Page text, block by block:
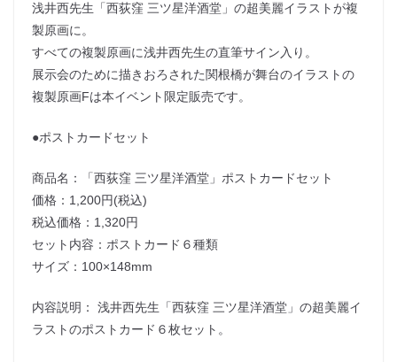
浅井西先生「西荻窪 三ツ星洋酒堂」の超美麗イラストが複
製原画に。
すべての複製原画に浅井西先生の直筆サイン入り。
展示会のために描きおろされた関根橋が舞台のイラストの
複製原画Fは本イベント限定販売です。
●ポストカードセット
商品名：「西荻窪 三ツ星洋酒堂」ポストカードセット
価格：1,200円(税込)
税込価格：1,320円
セット内容：ポストカード６種類
サイズ：100×148mm
内容説明： 浅井西先生「西荻窪 三ツ星洋酒堂」の超美麗イ
ラストのポストカード６枚セット。